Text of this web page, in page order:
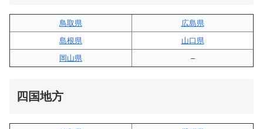
鳥取県
広島県
島根県
山口県
岡山県
–
四国地方